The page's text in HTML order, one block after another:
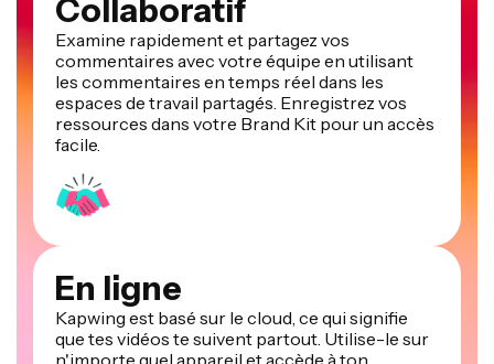
Collaboratif
Examine rapidement et partagez vos
commentaires avec votre équipe en utilisant
les commentaires en temps réel dans les
espaces de travail partagés. Enregistrez vos
ressources dans votre Brand Kit pour un accès
facile.
En ligne
Kapwing est basé sur le cloud, ce qui signifie
que tes vidéos te suivent partout. Utilise-le sur